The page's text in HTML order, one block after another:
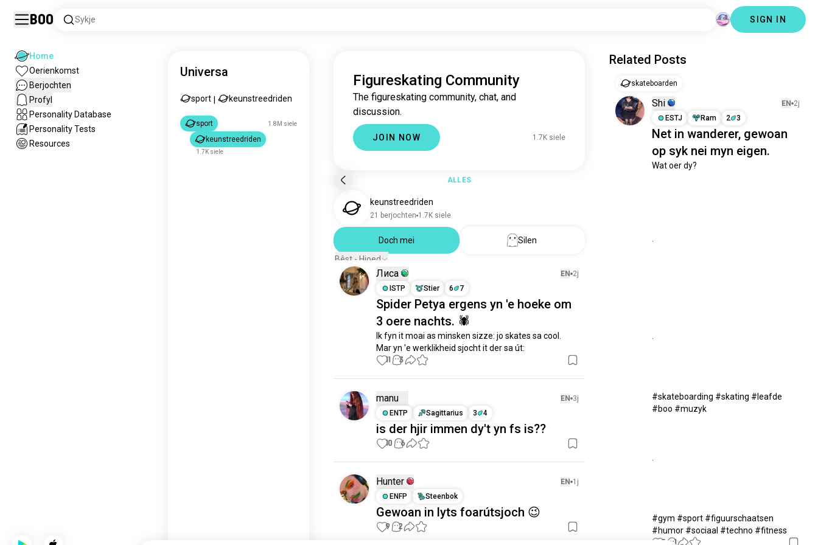
Boo Sykje SIGN IN
Home
Oerienkomst
Berjochten
Profyl
Personality Database
Personality Tests
Resources
Universa
sport keunstreedriden
sport 1.8M siele
keunstreedriden
1.7K siele
Figureskating Community
The figureskating community, chat, and
discussion.
JOIN NOW 1.7K siele
ALLES
keunstreedriden
21 berjochten 1.7K siele
Doch mei
Silen
Bêst - Hjoed
Лиса EN 2j
ISTP
Stier 6 7
Spider Petya ergens yn 'e hoeke om
3 oere nachts. 🕷
Ik fyn it moai as minsken sizze: jo skates sa cool.
Mar yn 'e werklikheid sjocht it der sa út:
11 3
manu EN 3j
ENTP
Sagittarius 3 4
is der hjir immen dy't yn fs is??
10 6
Hunter EN 1j
ENFP
Steenbok
Gewoan in lyts foarútsjoch 😉
9 2
Related Posts
skateboarden
Shi EN 2j
ESTJ
Ram 2 3
Net in wanderer, gewoan
op syk nei myn eigen.
Wat oer dy?
#skateboarding #skating #leafde
#boo #muzyk
#gym #sport #figuurschaatsen
#humor #sociaal #techno #fitness
9 1